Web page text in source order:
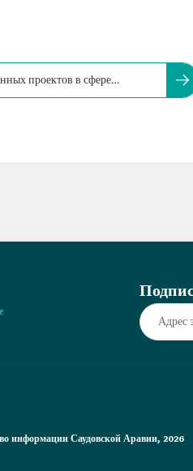
проектов в сфере
информации Саудовской Аравии, 2026